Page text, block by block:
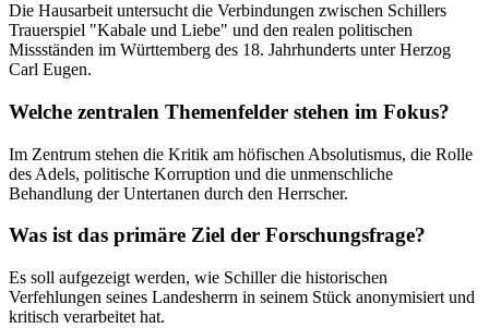
Die Hausarbeit untersucht die Verbindungen zwischen Schillers
Trauerspiel "Kabale und Liebe" und den realen politischen
Missständen im Württemberg des 18. Jahrhunderts unter Herzog
Carl Eugen.
Welche zentralen Themenfelder stehen im Fokus?
Im Zentrum stehen die Kritik am höfischen Absolutismus, die Rolle
des Adels, politische Korruption und die unmenschliche
Behandlung der Untertanen durch den Herrscher.
Was ist das primäre Ziel der Forschungsfrage?
Es soll aufgezeigt werden, wie Schiller die historischen
Verfehlungen seines Landesherrn in seinem Stück anonymisiert und
kritisch verarbeitet hat.